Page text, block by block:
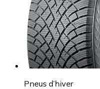
Pneus d’hiver